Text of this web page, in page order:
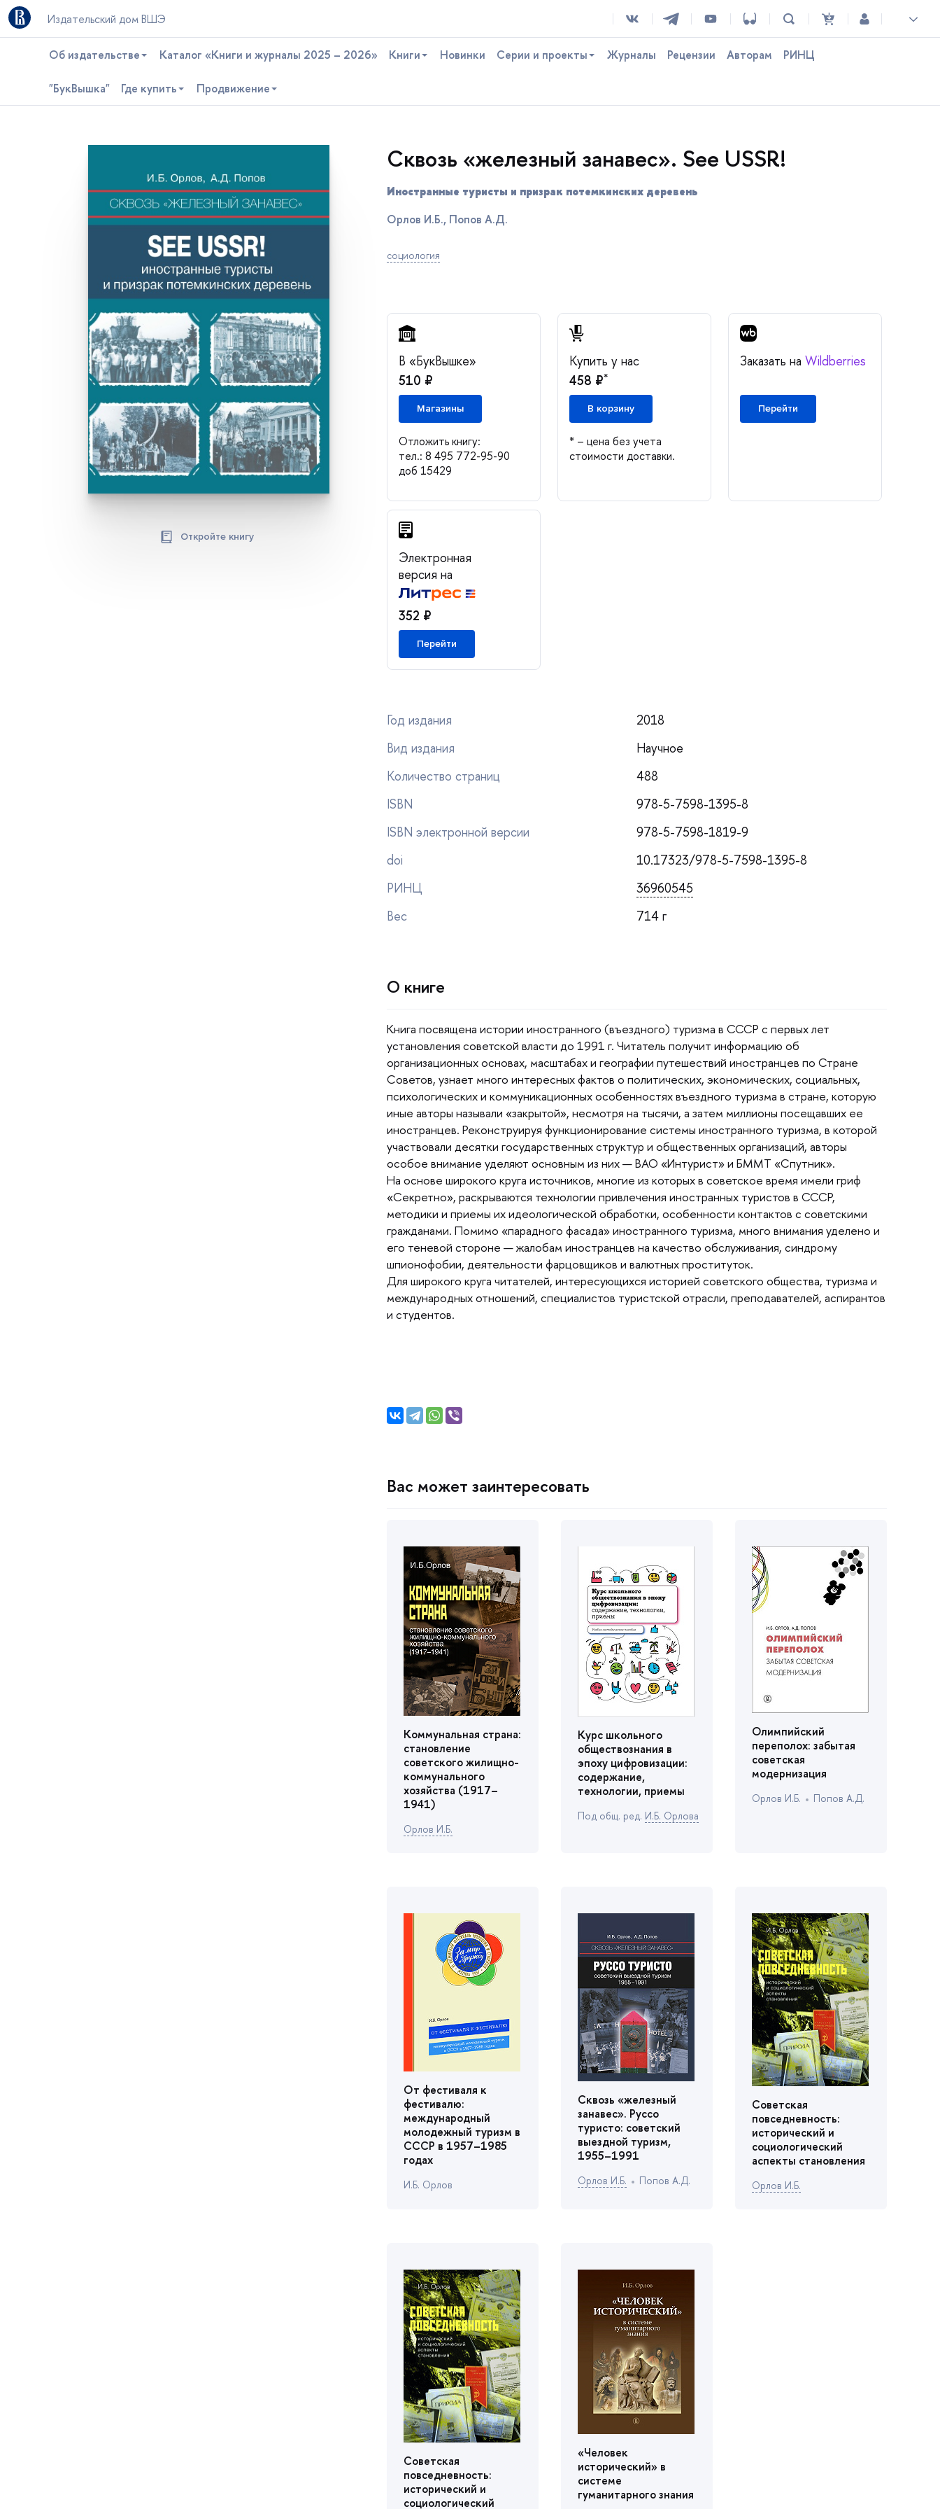
Издательский дом ВШЭ
Об издательстве Каталог «Книги и журналы 2025 – 2026» Книги Новинки Серии и проекты Журналы Рецензии Авторам РИНЦ
"БукВышка" Где купить Продвижение
Откройте книгу
Сквозь «железный занавес». Sее USSR!
Иностранные туристы и призрак потемкинских деревень
Орлов И.Б., Попов А.Д.
социология
«БукВышке»
510 ₽
Магазины
Отложить книгу:
тел.: 8 495 772-95-90
доб 15429
Купить у нас
458 ₽*
корзину
* – цена без учета
стоимости доставки.
Заказать на Wildberries
Перейти
Электронная
ерсия на
352 ₽
Перейти
Год издания
2018
ид издания
Научное
Количество страниц
488
ISBN
978-5-7598-1395-8
ISBN электронной версии
978-5-7598-1819-9
doi
10.17323/978-5-7598-1395-8
РИНЦ
36960545
ес
714
О книге
Книга посвящена истории иностранного (въездного) туризма в СССР с первых лет
установления советской власти до 1991 г. Читатель получит информацию о
организационных основах, масштабах и географии путешествий иностранцев по Стране
Советов, узнает много интересных фактов о политических, экономических, социальных,
психологических и коммуникационных особенностях въездного туризма в стране, которую
иные авторы называли «закрытой», несмотря на тысячи, а затем миллионы посещавших ее
иностранцев. Реконструируя функционирование системы иностранного туризма, в которой
участвовали десятки государственных структур и общественных организаций, авторы
особое внимание уделяют основным из них — ВАО «Интурист» и БММТ «Спутник».
На основе широкого круга источников, многие из которых в советское время имели гриф
«Секретно», раскрываются технологии привлечения иностранных туристов в СССР,
методики и приемы их идеологической обработки, особенности контактов с советскими
ражданами. Помимо «парадного фасада» иностранного туризма, много внимания уделено и
его теневой стороне — жалобам иностранцев на качество обслуживания, синдрому
шпионофобии, деятельности фарцовщиков и валютных проституток.
Для широкого круга читателей, интересующихся историей советского общества, туризма и
международных отношений, специалистов туристской отрасли, преподавателей, аспиранто
и студентов.
ас может заинтересовать
Коммунальная страна:
становление
советского жилищно-
коммунального
хозяйства (1917–
1941)
Орлов И.Б.
Курс школьного
обществознания
эпоху цифровизации:
содержание,
технологии, приемы
Под общ. ред. И.Б. Орлова
Олимпийский
переполох: забытая
советская
модернизация
Орлов И.Б. Попов А.Д.
От фестиваля к
фестивалю:
международный
молодежный туризм
СССР в 1957–1985
одах
И.Б. Орло
Сквозь «железный
занавес». Руссо
туристо: советский
ыездной туризм,
1955–1991
Орлов И.Б. Попов А.Д.
Советская
повседневность:
исторический и
социологический
аспекты становления
Орлов И.Б.
Советская
повседневность:
исторический и
социологический
«Человек
исторический»
системе
уманитарного знания